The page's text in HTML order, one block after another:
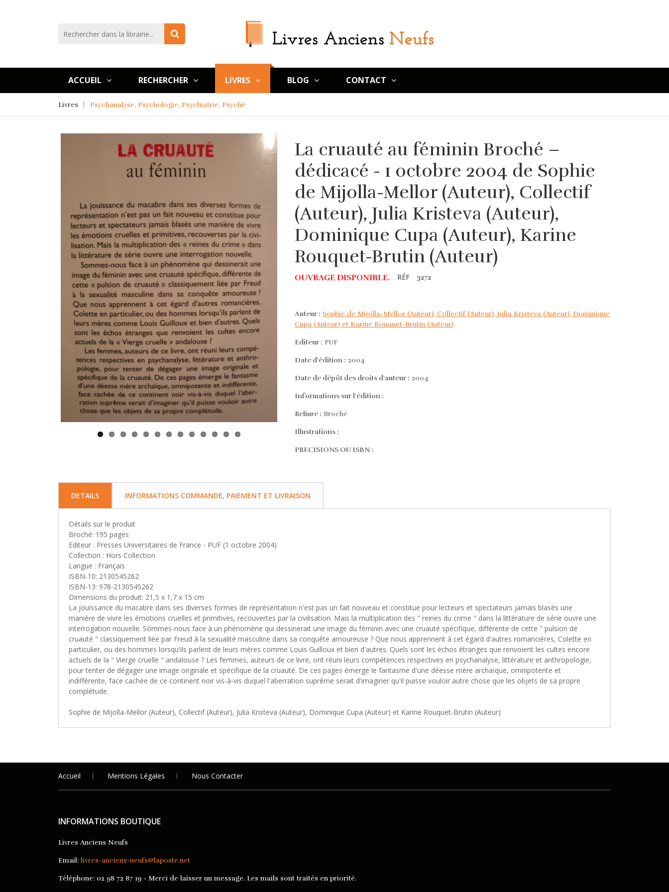
ACCUEIL RECHERCHER LIVRES BLOG CONTACT
Livres Psychanalyse, Psychologie, Psychiatrie, Psyché
La cruauté au féminin Broché –
dédicacé - 1 octobre 2004 de Sophie
de Mijolla-Mellor (Auteur), Collectif
(Auteur), Julia Kristeva (Auteur),
Dominique Cupa (Auteur), Karine
Rouquet-Brutin (Auteur)
OUVRAGE DISPONIBLE. RÉF 3272
Auteur : Sophie de Mijolla-Mellor (Auteur), Collectif (Auteur), Julia Kristeva (Auteur), Dominique
Cupa (Auteur) et Karine Rouquet-Brutin (Auteur)
Editeur : PUF
Date d'édition : 2004
Date de dépôt des droits d'auteur : 2004
Informations sur l'édition :
Reliure : Broché
Illustrations :
PRECISIONS OU ISBN :
DETAILS INFORMATIONS COMMANDE, PAIEMENT ET LIVRAISON
Détails sur le produit
Broché: 195 pages
Editeur : Presses Universitaires de France - PUF (1 octobre 2004)
Collection : Hors Collection
Langue : Français
ISBN-10: 2130545262
ISBN-13: 978-2130545262
Dimensions du produit: 21,5 x 1,7 x 15 cm
La jouissance du macabre dans ses diverses formes de représentation n'est pas un fait nouveau et constitue pour lecteurs et spectateurs jamais blasés une
manière de vivre les émotions cruelles et primitives, recouvertes par la civilisation. Mais la multiplication des " reines du crime " dans la littérature de série ouvre une
interrogation nouvelle. Sommes-nous face à un phénomène qui dessinerait une image du féminin avec une cruauté spécifique, différente de cette " pulsion de
cruauté " classiquement liée par Freud à la sexualité masculine dans sa conquête amoureuse ? Que nous apprennent à cet égard d'autres romancières, Colette en
particulier, ou des hommes lorsqu'ils parlent de leurs mères comme Louis Guilloux et bien d'autres. Quels sont les échos étranges que renvoient les cultes encore
actuels de la " Vierge cruelle " andalouse ? Les femmes, auteurs de ce livre, ont réuni leurs compétences respectives en psychanalyse, littérature et anthropologie,
pour tenter de dégager une image originale et spécifique de la cruauté. De ces pages émerge le fantasme d'une déesse mère archaïque, omnipotente et
indifférente, face cachée de ce continent noir vis-à-vis duquel l'aberration suprême serait d'imaginer qu'il puisse vouloir autre chose que les objets de sa propre
complétude.
Sophie de Mijolla-Mellor (Auteur), Collectif (Auteur), Julia Kristeva (Auteur), Dominique Cupa (Auteur) et Karine Rouquet-Brutin (Auteur)
Accueil Mentions Légales Nous Contacter
INFORMATIONS BOUTIQUE
Livres Anciens Neufs
Email: livres-anciens-neufs@laposte.net
Téléphone: 02 98 72 87 19 - Merci de laisser un message. Les mails sont traités en priorité.